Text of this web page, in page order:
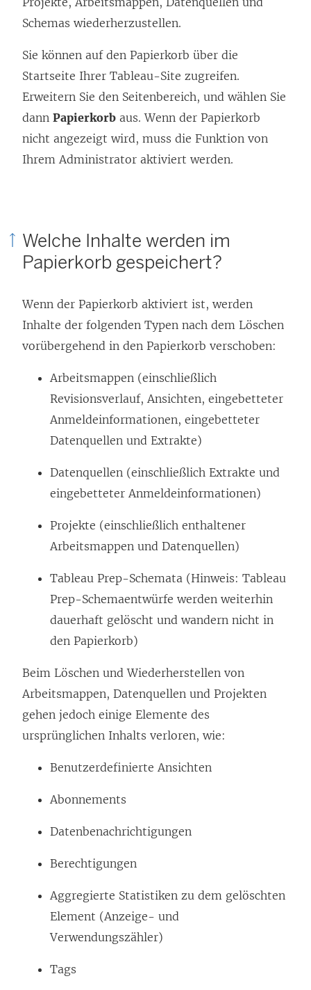
Schemas wiederherzustellen.
Sie können auf den Papierkorb über die
Startseite Ihrer Tableau-Site zugreifen.
Erweitern Sie den Seitenbereich, und wählen Sie
dann Papierkorb aus. Wenn der Papierkorb
nicht angezeigt wird, muss die Funktion von
Ihrem Administrator aktiviert werden.
Welche Inhalte werden im
Papierkorb gespeichert?
Wenn der Papierkorb aktiviert ist, werden
Inhalte der folgenden Typen nach dem Löschen
vorübergehend in den Papierkorb verschoben:
Arbeitsmappen (einschließlich
Revisionsverlauf, Ansichten, eingebetteter
Anmeldeinformationen, eingebetteter
Datenquellen und Extrakte)
Datenquellen (einschließlich Extrakte und
eingebetteter Anmeldeinformationen)
Projekte (einschließlich enthaltener
Arbeitsmappen und Datenquellen)
Tableau Prep-Schemata (Hinweis: Tableau
Prep-Schemaentwürfe werden weiterhin
dauerhaft gelöscht und wandern nicht in
den Papierkorb)
Beim Löschen und Wiederherstellen von
Arbeitsmappen, Datenquellen und Projekten
gehen jedoch einige Elemente des
ursprünglichen Inhalts verloren, wie:
Benutzerdefinierte Ansichten
Abonnements
Datenbenachrichtigungen
Berechtigungen
Aggregierte Statistiken zu dem gelöschten
Element (Anzeige- und
Verwendungszähler)
Tags